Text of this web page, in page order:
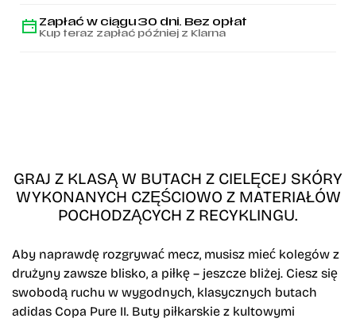
Zapłać w ciągu 30 dni. Bez opłat
Kup teraz zapłać później z Klarna
GRAJ Z KLASĄ W BUTACH Z CIELĘCEJ SKÓRY
WYKONANYCH CZĘŚCIOWO Z MATERIAŁÓW
POCHODZĄCYCH Z RECYKLINGU.
Aby naprawdę rozgrywać mecz, musisz mieć kolegów z
drużyny zawsze blisko, a piłkę – jeszcze bliżej. Ciesz się
swobodą ruchu w wygodnych, klasycznych butach
adidas Copa Pure II. Buty piłkarskie z kultowymi